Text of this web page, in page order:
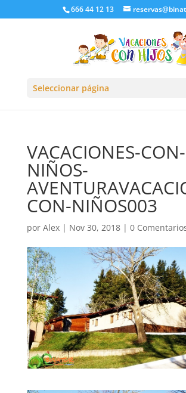
666 44 12 13
Seleccionar página
VACACIONES-CON-
NIÑOS-
CON-NIÑOS003
por Alex| Nov 30, 2018| 0